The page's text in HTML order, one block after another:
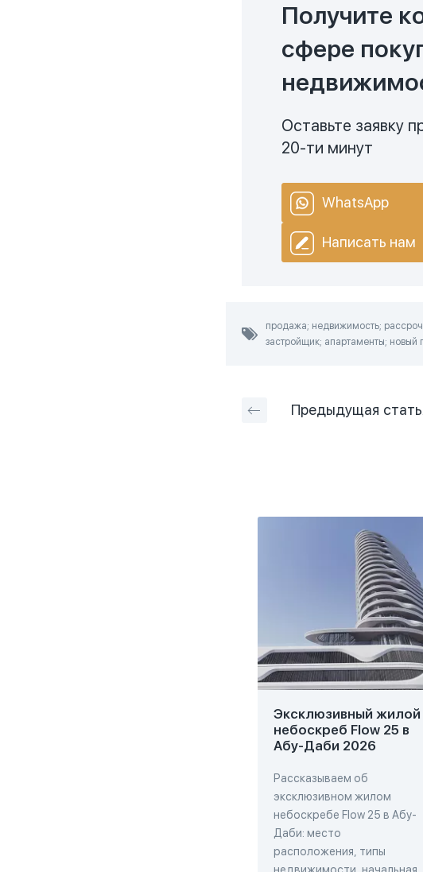
Получите
сфере
Оставьте заявку
20-ти минут
WhatsApp
Написать нам
продажа; недвижимость;
застройщик; апартаменты; новый
Предыдущая
Эксклюзивный жилой
небоскреб Flow 25 в
Абу-Даби 2026
Рассказываем об
эксклюзивном жилом
небоскребе Flow 25 в Абу-
Даби: место
расположения, типы